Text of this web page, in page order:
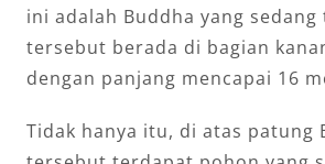
ini adalah Buddha yang
tersebut berada di bagian
dengan panjang mencapai 16
Tidak hanya itu, di atas patung